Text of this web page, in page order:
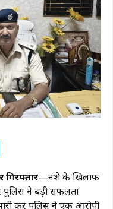
—नशे के खिलाफ
ने बड़ी सफलता
कर पुलिस ने एक आरोपी